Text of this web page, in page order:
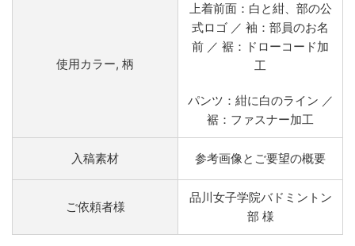
使用カラー, 柄
上着前面：白と紺、部の公
式ロゴ ／ 袖：部員のお名
前 ／ 裾：ドローコード加
工
パンツ：紺に白のライン ／
裾：ファスナー加工
入稿素材 参考画像とご要望の概要
ご依頼者様
品川女子学院バドミントン
部 様